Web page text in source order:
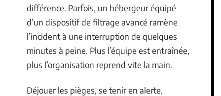
différence. Parfois, un hébergeur équipé
d’un dispositif de filtrage avancé ramène
l’incident à une interruption de quelques
minutes à peine. Plus l’équipe est entraînée,
plus l’organisation reprend vite la main.
Déjouer les pièges, se tenir en alerte,